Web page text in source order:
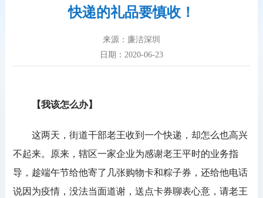
快递的礼品要慎收！
来源：廉洁深圳
日期：2020-06-23
【我该怎么办】
这两天，街道干部老王收到一个快递，却怎么也高兴
不起来。原来，辖区一家企业为感谢老王平时的业务指
导，趁端午节给他寄了几张购物卡和粽子券，还给他电话
说因为疫情，没法当面道谢，送点卡券聊表心意，请老王